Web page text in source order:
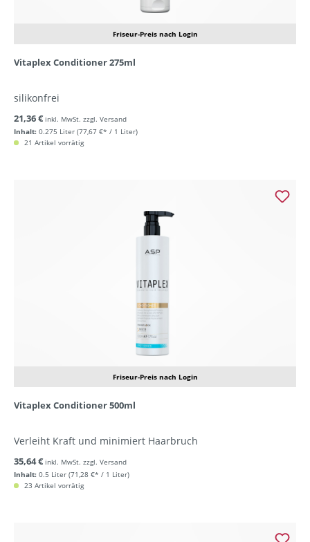
Friseur-Preis nach Login
Vitaplex Conditioner 275ml
silikonfrei
Inhalt: 0.275 Liter (77,67 €* / 1 Liter)
21,36 € inkl. MwSt. zzgl. Versand
21 Artikel vorrätig
Friseur-Preis nach Login
Vitaplex Conditioner 500ml
Verleiht Kraft und minimiert Haarbruch
Inhalt: 0.5 Liter (71,28 €* / 1 Liter)
35,64 € inkl. MwSt. zzgl. Versand
23 Artikel vorrätig